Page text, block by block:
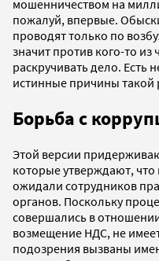
мошенничеством на
пожалуй, впервые.
проводят только по
значит против кого-то
раскручивать дело. Есть
истинные причины такой
Борьба с
Этой версии
которые утверждают,
ожидали сотрудников
органов. Поскольку
совершались в
возмещение НДС, не
подозрения вызваны